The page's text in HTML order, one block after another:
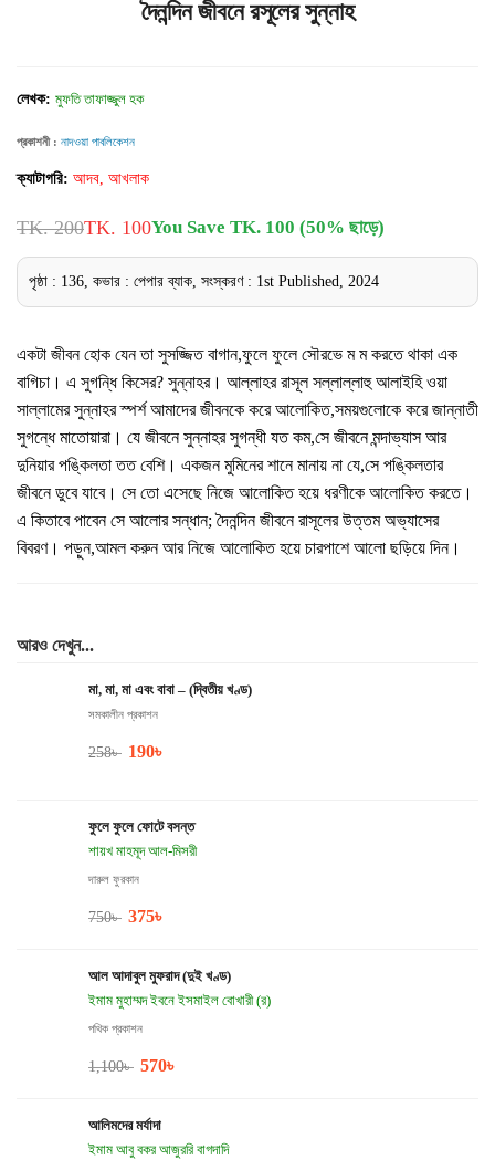
দৈনন্দিন জীবনে রসূলের সুন্নাহ
লেখক: মুফতি তাফাজ্জুল হক
প্রকাশনী : নাদওয়া পাবলিকেশন
ক্যাটাগরি: আদব, আখলাক
TK. 200TK. 100You Save TK. 100 (50% ছাড়ে)
পৃষ্ঠা : 136, কভার : পেপার ব্যাক, সংস্করণ : 1st Published, 2024
একটা জীবন হোক যেন তা সুসজ্জিত বাগান,ফুলে ফুলে সৌরভে ম ম করতে থাকা এক
বাগিচা। এ সুগন্ধি কিসের? সুন্নাহর। আল্লাহর রাসূল সল্লাল্লাহু আলাইহি ওয়া
সাল্লামের সুন্নাহর স্পর্শ আমাদের জীবনকে করে আলোকিত,সময়গুলোকে করে জান্নাতী
সুগন্ধে মাতোয়ারা। যে জীবনে সুন্নাহর সুগন্ধী যত কম,সে জীবনে মন্দাভ্যাস আর
দুনিয়ার পঙ্কিলতা তত বেশি। একজন মুমিনের শানে মানায় না যে,সে পঙ্কিলতার
জীবনে ডুবে যাবে। সে তো এসেছে নিজে আলোকিত হয়ে ধরণীকে আলোকিত করতে।
এ কিতাবে পাবেন সে আলোর সন্ধান; দৈনন্দিন জীবনে রাসূলের উত্তম অভ্যাসের
বিবরণ। পড়ুন,আমল করুন আর নিজে আলোকিত হয়ে চারপাশে আলো ছড়িয়ে দিন।
আরও দেখুন...
মা, মা, মা এবং বাবা – (দ্বিতীয় খণ্ড)
সমকালীন প্রকাশন
258৳ 190৳
ফুলে ফুলে ফোটে বসন্ত
শায়খ মাহমূদ আল-মিসরী
দারুল ফুরকান
750৳ 375৳
আল আদাবুল মুফরাদ (দুই খণ্ড)
ইমাম মুহাম্মদ ইবনে ইসমাইল বোখারী (র)
পথিক প্রকাশন
1,100৳ 570৳
আলিমদের মর্যাদা
ইমাম আবু বকর আজুররি বাগদাদি